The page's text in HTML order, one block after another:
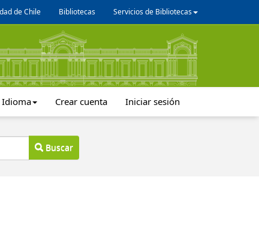
de Chile Bibliotecas Servicios de Bibliotecas
Idioma Crear cuenta Iniciar sesión
Buscar